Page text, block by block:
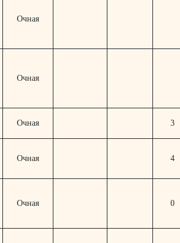
Очная
Очная
Очная 3
Очная 4
Очная 0